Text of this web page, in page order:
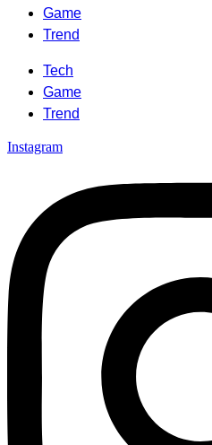
Game
Trend
Tech
Game
Trend
Instagram